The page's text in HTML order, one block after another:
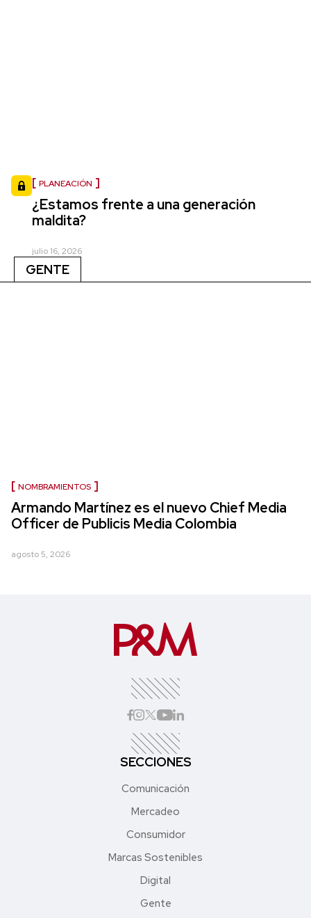
PLANEACIÓN
¿Estamos frente a una generación
maldita?
julio 16, 2026
GENTE
NOMBRAMIENTOS
Armando Martínez es el nuevo Chief Media
Officer de Publicis Media Colombia
agosto 5, 2026
SECCIONES
Comunicación
Mercadeo
Consumidor
Marcas Sostenibles
Digital
Gente